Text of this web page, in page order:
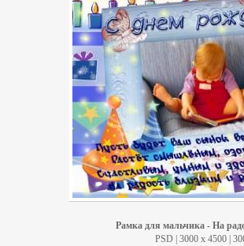
Рамка для мальчика - На
PSD | 3000 x 4500 |